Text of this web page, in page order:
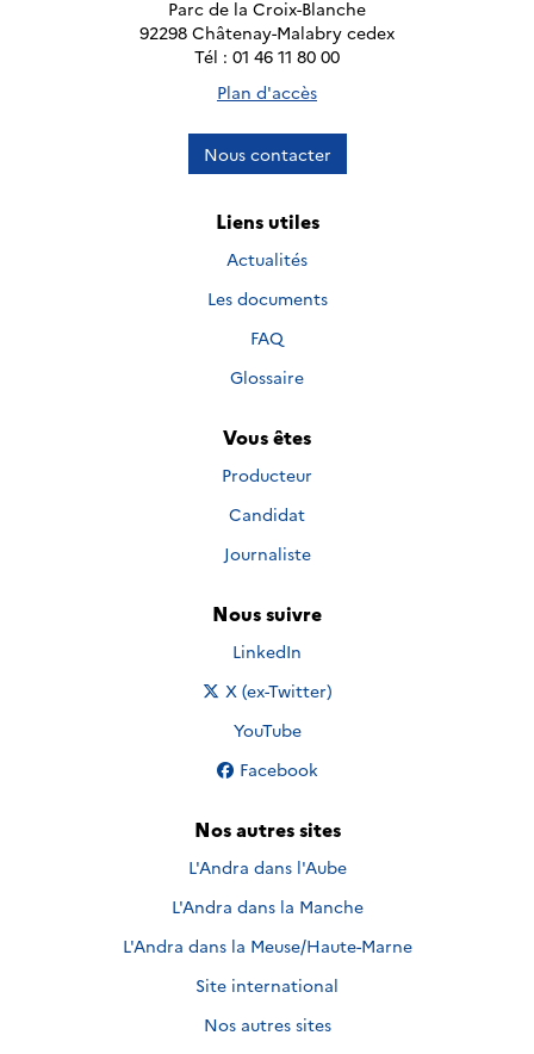
Parc de la Croix-Blanche
92298 Châtenay-Malabry cedex
Tél : 01 46 11 80 00
Plan d'accès
Nous contacter
Liens utiles
Actualités
Les documents
FAQ
Glossaire
Vous êtes
Producteur
Candidat
Journaliste
Nous suivre
Nous suivre sur
LinkedIn
Nous suivre sur
X (ex-Twitter)
Nous suivre sur
YouTube
Nous suivre sur
Facebook
Nos autres sites
L'Andra dans l'Aube
L'Andra dans la Manche
L'Andra dans la Meuse/Haute-Marne
Site international
Nos autres sites